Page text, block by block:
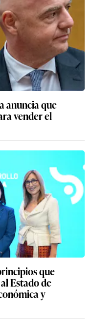
anuncia que
vender el
que
Estado de
y